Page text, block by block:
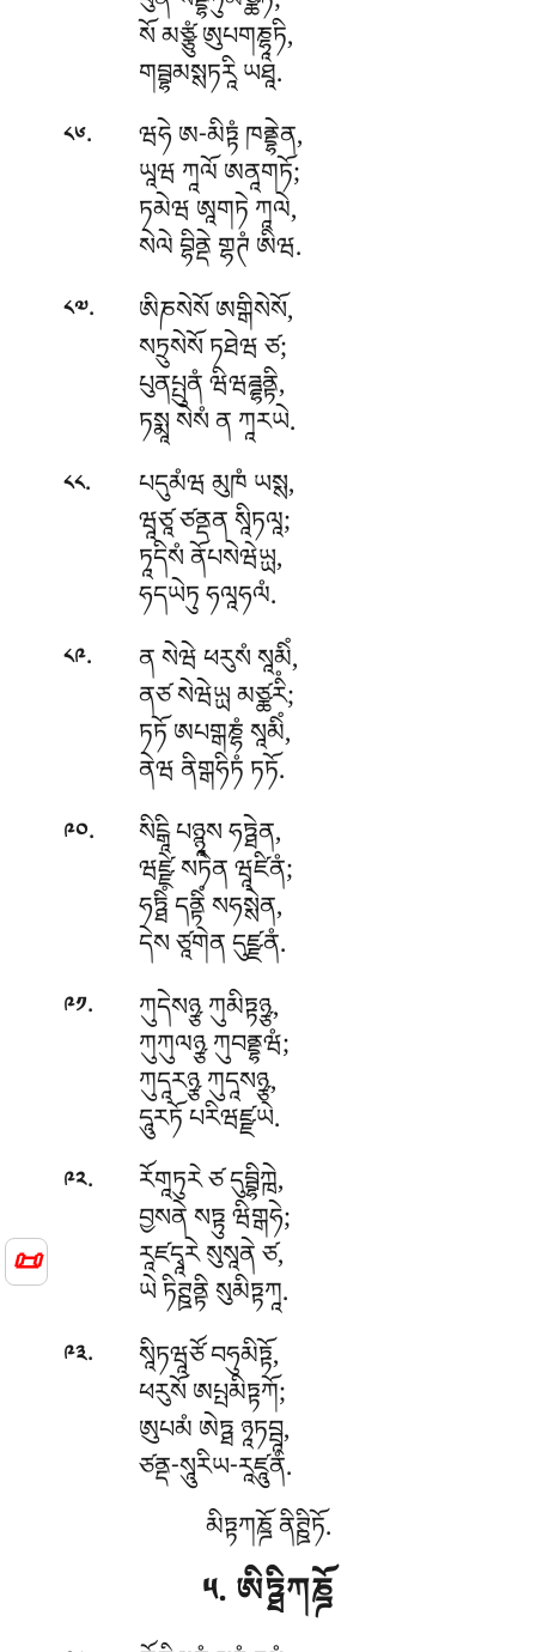
📜
སོམཙྩུཾ ཨུཔགཎྷཱཏི,
གབྦྷམསྶཏརཱི ཡཐཱ.
༨༦. ཝཧེ ཨ-མིཏྟཾ ཁནྡྷེན,
ཡཱཝ ཀཱལོ ཨནཱགཏོ;
ཏམེཝ ཨཱགཏེ ཀཱལེ,
སེལེ བྷིནྡེ གྷཊཾ ཨིཝ.
༨༧. ཨིཎསེསོ ཨགྒིསེསོ,
སཏྲུསེསོ ཏཐེཝ ཙ;
པུནཔྤུནཾ ཝིཝཌྜྷནྟི,
ཏསྨཱ སེསཾ ན ཀཱརཡེ.
༨༨. པདུམཾཝ མུཁཾ ཡསྶ,
ཝཱཙཱ ཙནྡན སཱིཏལཱ;
ཏཱདིསཾ ནོཔསེཝེཡྻ,
ཧདཡེཏུ ཧལཱཧལཾ.
༨༩. ན སེཝེ ཕརུསཾ སཱམིཾ,
ནཙ སེཝེཡྻ མཙྪརིཾ;
ཏཏོ ཨཔགྒཎྷཾ སཱམིཾ,
ནེཝ ནིགྒཧིཏཾ ཏཏོ.
༩༠. སིངྒཱི པཉྙཱས ཧཏྠེན,
ཝཛྫེ སཏེན ཝཱཛིནཾ;
ཧཏྠིཾདནྟིཾ སཧསྶེན,
དེས ཙཱགེན དུཛྫནཾ.
༩༡. ཀུདེསཉྩ ཀུམིཏྟཉྩ,
ཀུཀུལཉྩ ཀུབནྡྷཝཾ;
ཀུདཱརཉྩ ཀུདཱསཉྩ,
དཱུརཏོ པརིཝཛྫཡེ.
༩༢. རོགཱཏུརེ ཙ དུབྦྷིཀྑེ,
བྱསནེ སཏྟུ ཝིགྒཧེ;
རཱཛདྭཱརེ སུསཱནེ ཙ,
ཡེ ཏིཊྛནྟི སུམིཏྟཀཱ.
༩༣. སཱིཏཝཱཙོ བཧུམིཏྟོ,
ཕརུསོ ཨཔྤམིཏྟཀོ;
ཨུཔམཾ ཨེཏྠ ཉཱཏབྦཱ,
ཙནྡ-སཱུརིཡ-རཱཛཱུནཾ.
མིཏྟཀཎྜོ ནིཊྛིཏོ.
༥. ཨིཏྠིཀཎྜོ